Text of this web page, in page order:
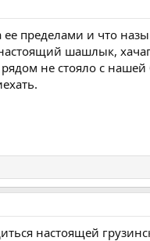
пределами и что
шашлык,
не стояло с
настоящей